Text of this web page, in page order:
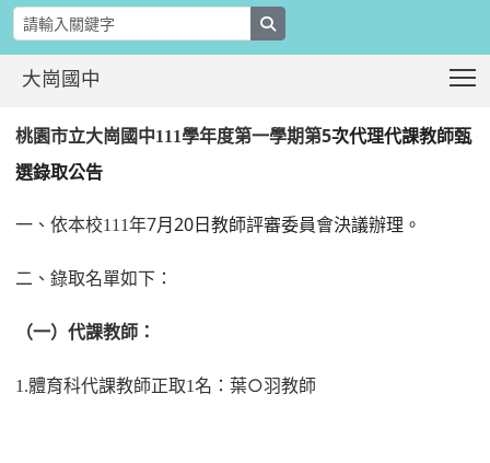
大崗國中
桃園市立大崗國中111學年度第一學期
桃園市立大崗國中111學年度第一學期第5次代理代課教師甄
選錄取公告
一、依本校111年7月20日教師評審委員會決議辦理。
二、錄取名單如下：
（一）代課教師：
1.體育科代課教師正取1名：葉○羽教師